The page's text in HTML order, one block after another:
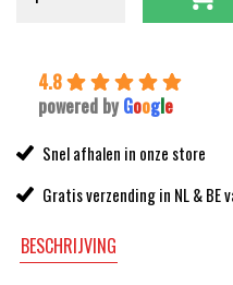
4.8
powered by Google
Snel afhalen in onze store
Gratis verzending in NL & BE
BESCHRIJVING